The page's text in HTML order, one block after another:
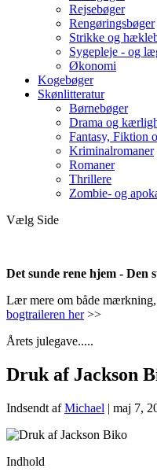
Rejsebøger
Rengøringsbøger
Strikke og
Sygepleje - og
Økonomi
Kogebøger
Skønlitteratur
Børnebøger
Drama og
Fantasy, Fiktion
Kriminalromaner
Romaner
Thrillere
Zombie- og
Vælg Side
Det sunde rene hjem - Den
Lær mere om både
bogtraileren her>>
Årets julegave.....
Druk af Jackson
Indsendt afMichael | maj 7,
Indhold